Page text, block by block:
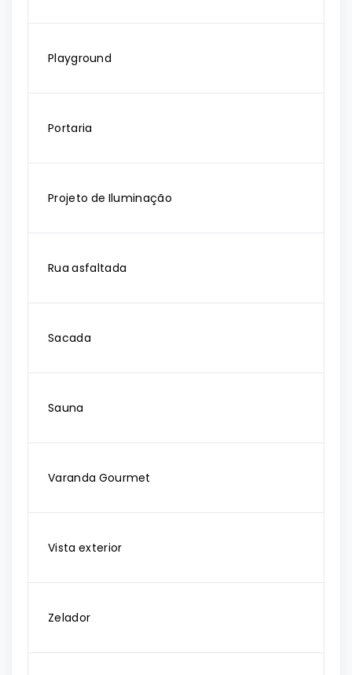
Playground
Portaria
Projeto de Iluminação
Rua asfaltada
Sacada
Sauna
Varanda Gourmet
Vista exterior
Zelador